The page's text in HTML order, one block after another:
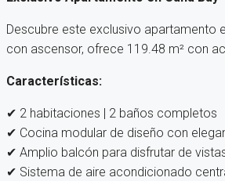
Descubre este exclusivo apartamento
con ascensor, ofrece 119.48 m² con
Características:
✔ 2 habitaciones | 2 baños completos
✔ Cocina modular de diseño con
✔ Amplio balcón para disfrutar de
✔ Sistema de aire acondicionado